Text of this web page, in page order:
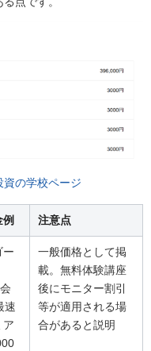
の学校ページ
注意点
ー
速
ア
一般価格として掲
載。無料体験講座
後にモニター割引
等が適用される場
合があると説明